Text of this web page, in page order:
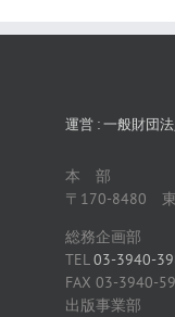
運営 : 一般財団
本 部
〒170-8480
総務企画部
TEL03-3940-
FAX 03-3940-
出版事業部